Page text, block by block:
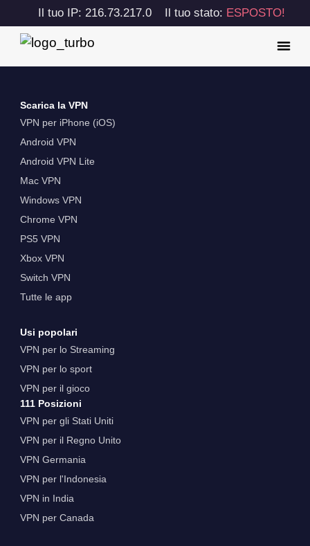
Il tuo IP: 216.73.217.0 Il tuo stato: ESPOSTO!
Scarica la VPN
VPN per iPhone (iOS)
Android VPN
Android VPN Lite
Mac VPN
Windows VPN
Chrome VPN
PS5 VPN
Xbox VPN
Switch VPN
Tutte le app
Usi popolari
VPN per lo Streaming
VPN per lo sport
VPN per il gioco
111 Posizioni
VPN per gli Stati Uniti
VPN per il Regno Unito
VPN Germania
VPN per l'Indonesia
VPN in India
VPN per Canada